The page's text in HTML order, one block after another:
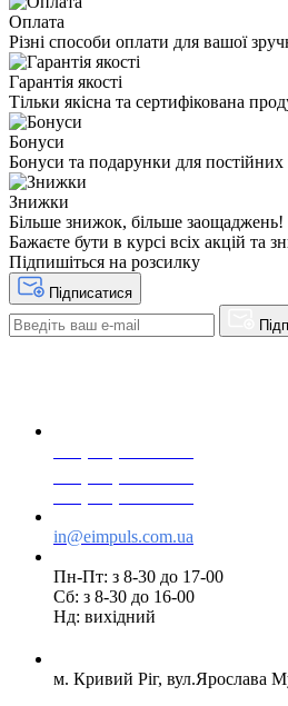
Оплата
Різні способи оплати для вашої
Гарантія якості
Тільки якісна та сертифікована
Бонуси
Бонуси та подарунки для постійних
Знижки
Більше знижок, більше заощаджень!
Бажаєте бути в курсі всіх акцій та
Підпишіться на розсилку
Підписатися
in@eimpuls.com.ua
Пн-Пт: з 8-30 до 17-00
Сб: з 8-30 до 16-00
Нд: вихідний
м. Кривий Ріг, вул.Ярослава